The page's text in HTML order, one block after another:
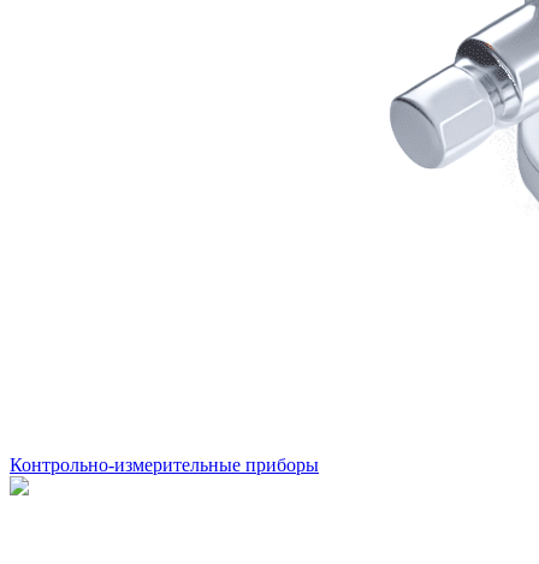
Контрольно-измерительные приборы